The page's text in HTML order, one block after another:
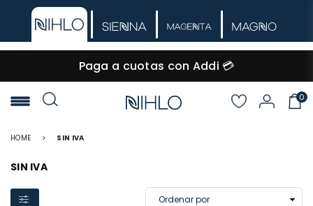
Paga a cuotas con Addi 💳
NIHLO
0
HOME > SIN IVA
SIN IVA